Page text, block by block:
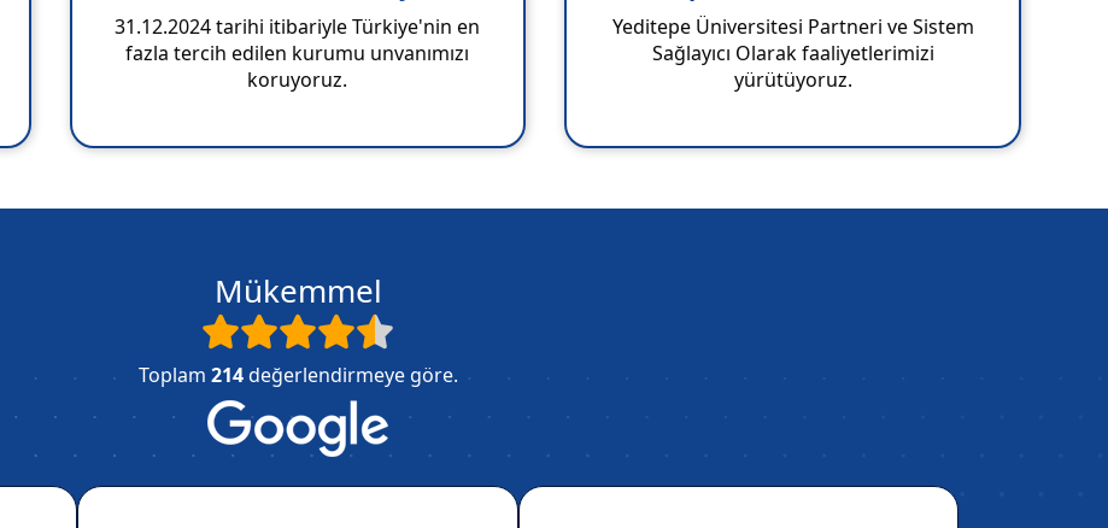
31.12.2024 tarihi itibariyle Türkiye'nin en
fazla tercih edilen kurumu unvanımızı
koruyoruz.
Yeditepe Üniversitesi Partneri ve Sistem
Sağlayıcı Olarak faaliyetlerimizi
yürütüyoruz.
Mükemmel
Toplam 214değerlendirmeye göre.